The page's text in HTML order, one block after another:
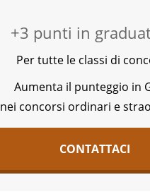
+3 punti in
Per tutte le classi di
Aumenta il punteggio in
nei concorsi ordinari e
CONTATTACI